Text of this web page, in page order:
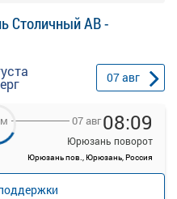
Столичный АВ -
07авг
07 авг08:09
Юрюзань поворот
Юрюзань пов., Юрюзань, Россия
Загрузить цену